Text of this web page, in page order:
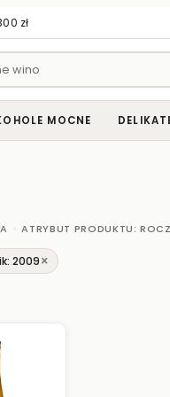
zł
MOCNE
› ATRYBUT PRODUKTU:
2009×